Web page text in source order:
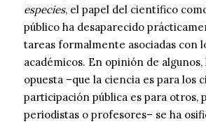
especies, el papel del científico
público ha desaparecido
tareas formalmente asociadas con
académicos. En opinión de
opuesta –que la ciencia es para los
participación pública es para otros,
periodistas o profesores– se ha